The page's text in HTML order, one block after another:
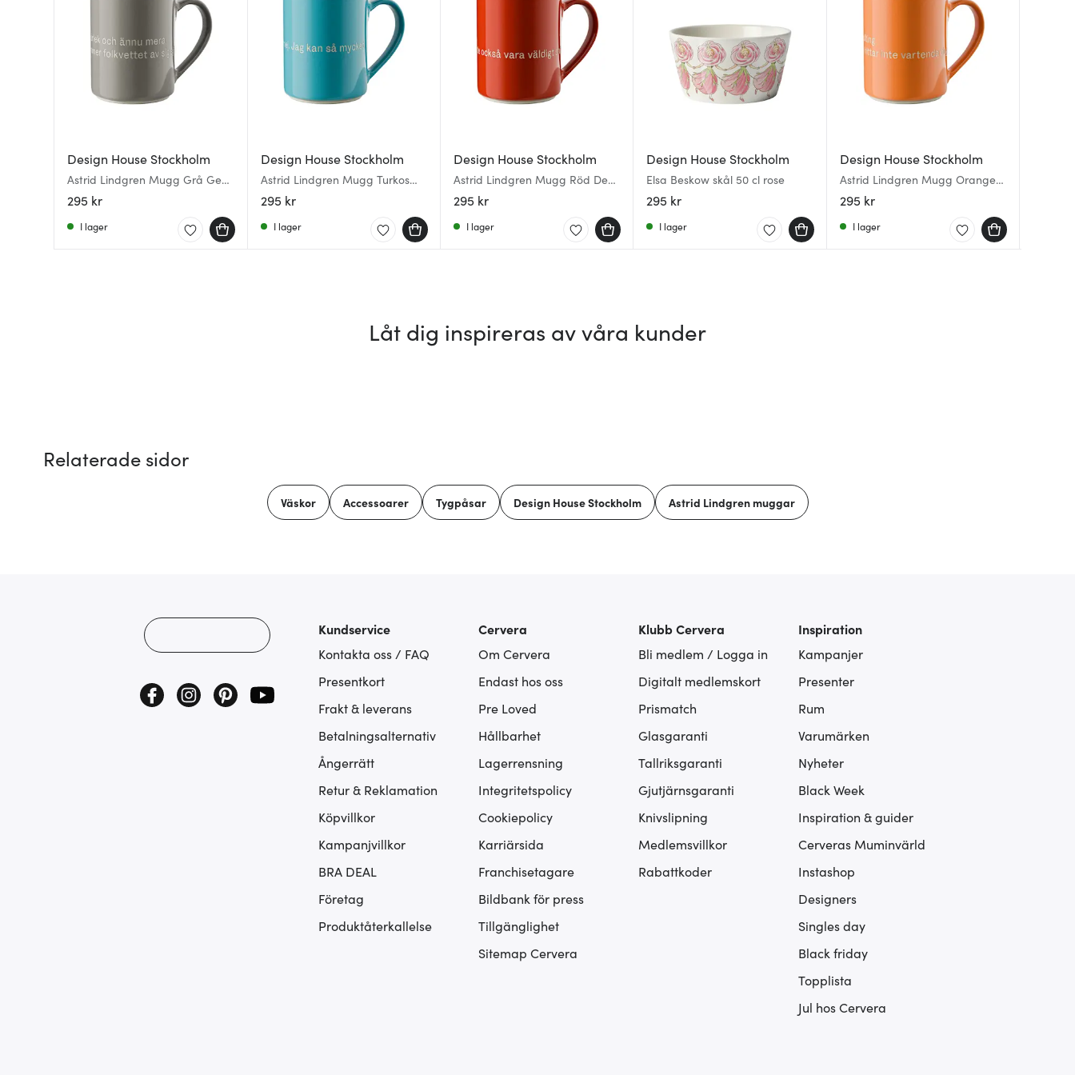
Design House Stockholm
Astrid Lindgren Mugg Grå Ge
barnen kärlek
295 kr
I lager
Design House Stockholm
Astrid Lindgren Mugg Turkos
Det är konstigt med mig
295 kr
I lager
Design House Stockholm
Astrid Lindgren Mugg Röd Den
som är stark
295 kr
I lager
Design House Stockholm
Elsa Beskow skål 50 cl rose
295 kr
I lager
Design House Stockholm
Astrid Lindgren Mugg Orange
Det är ingen ordning
295 kr
I lager
Låt dig inspireras av våra kunder
Relaterade sidor
Väskor Accessoarer Tygpåsar Design House Stockholm Astrid Lindgren muggar
Kundservice
Kontakta oss / FAQ
Presentkort
Frakt & leverans
Betalningsalternativ
Ångerrätt
Retur & Reklamation
Köpvillkor
Kampanjvillkor
BRA DEAL
Företag
Produktåterkallelse
Cervera
Om Cervera
Endast hos oss
Pre Loved
Hållbarhet
Lagerrensning
Integritetspolicy
Cookiepolicy
Karriärsida
Franchisetagare
Bildbank för press
Tillgänglighet
Sitemap Cervera
Klubb Cervera
Bli medlem / Logga in
Digitalt medlemskort
Prismatch
Glasgaranti
Tallriksgaranti
Gjutjärnsgaranti
Knivslipning
Medlemsvillkor
Rabattkoder
Inspiration
Kampanjer
Presenter
Rum
Varumärken
Nyheter
Black Week
Inspiration & guider
Cerveras Muminvärld
Instashop
Designers
Singles day
Black friday
Topplista
Jul hos Cervera